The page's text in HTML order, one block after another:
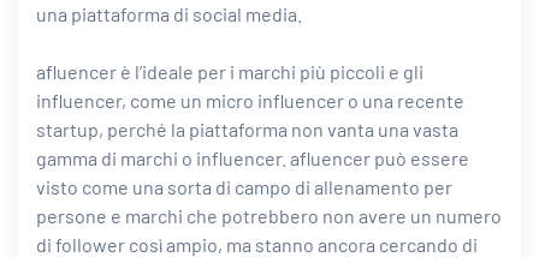
una piattaforma di social media.
afluencer è l’ideale per i marchi più piccoli e gli
influencer, come un micro influencer o una recente
startup, perché la piattaforma non vanta una vasta
gamma di marchi o influencer. afluencer può essere
visto come una sorta di campo di allenamento per
persone e marchi che potrebbero non avere un numero
di follower così ampio, ma stanno ancora cercando di